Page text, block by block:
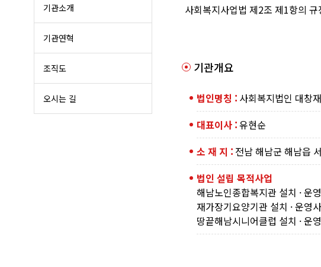
기관소개
기관연혁
조직도
오시는 길
사회복지사업법 제2조 제1항의
기관개요
법인명칭 : 사회복지법인 대창
대표이사 :유현순
소 재 지 : 전남 해남군 해남읍
법인 설립 목적사업
해남노인종합복지관 설치 · 운
재가장기요양기관 설치 · 운영
땅끝해남시니어클럽 설치 · 운